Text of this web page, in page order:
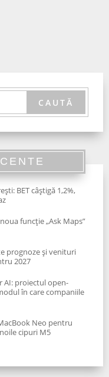
BET câștigă 1,2%,
funcție „Ask Maps”
prognoze și venituri
2027
AI: proiectul open-
în care companiile
Neo pentru
cipuri M5